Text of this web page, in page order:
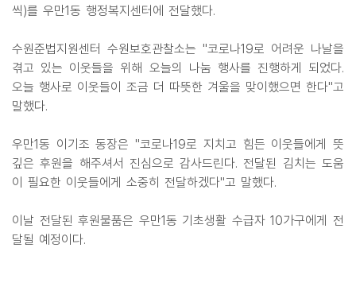
씩)를 우만1동 행정복지센터에 전달했다.
수원준법지원센터 수원보호관찰소는 "코로나19로 어려운 나날을
겪고 있는 이웃들을 위해 오늘의 나눔 행사를 진행하게 되었다.
오늘 행사로 이웃들이 조금 더 따뜻한 겨울을 맞이했으면 한다"고
말했다.
우만1동 이기조 동장은 "코로나19로 지치고 힘든 이웃들에게 뜻
깊은 후원을 해주셔서 진심으로 감사드린다. 전달된 김치는 도움
이 필요한 이웃들에게 소중히 전달하겠다"고 말했다.
이날 전달된 후원물품은 우만1동 기초생활 수급자 10가구에게 전
달될 예정이다.